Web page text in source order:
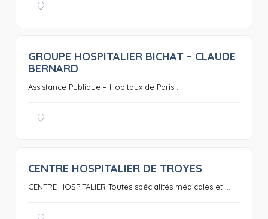
0
GROUPE HOSPITALIER BICHAT – CLAUDE
BERNARD
Assistance Publique – Hopitaux de Paris ...
CENTRE HOSPITALIER DE TROYES
CENTRE HOSPITALIER Toutes spécialités médicales et ...